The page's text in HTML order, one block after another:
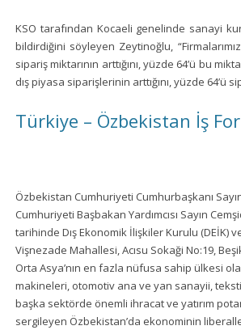
KSO tarafından Kocaeli genelinde sanayi
bildirdiğini söyleyen Zeytinoğlu,
sipariş miktarının arttığını, yüzde 64’ü bu
dış piyasa siparişlerinin arttığını, yüzde 64’ü
Türkiye – Özbekistan İş
Özbekistan Cumhuriyeti Cumhurbaşkanı
Cumhuriyeti Başbakan Yardımcısı Sayın
tarihinde Dış Ekonomik İlişkiler Kurulu (DEİK)
Vişnezade Mahallesi, Acısu Sokaği No:19,
Orta Asya’nın en fazla nüfusa sahip ülkesi
makineleri, otomotiv ana ve yan sanayii,
başka sektörde önemli ihracat ve yatırım
sergileyen Özbekistan’da ekonominin